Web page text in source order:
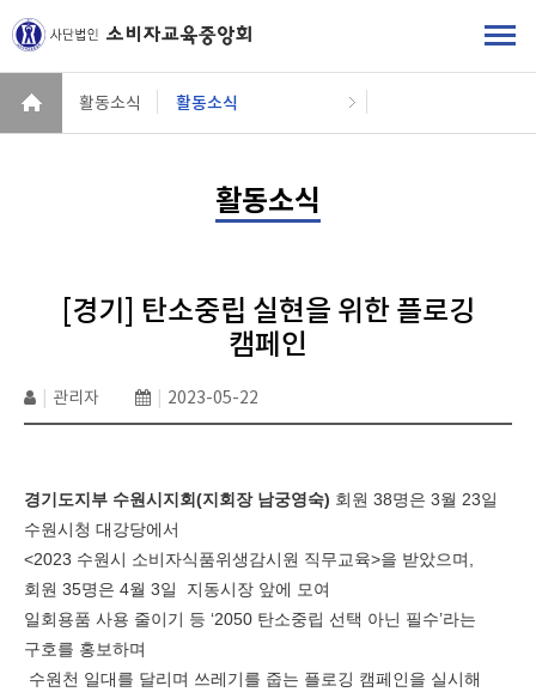
활동소식 활동소식
활동소식
[경기] 탄소중립 실현을 위한 플로깅
캠페인
관리자 2023-05-22
경기도지부 수원시지회(지회장 남궁영숙) 회원 38명은 3월 23일
수원시청 대강당에서
<2023 수원시 소비자식품위생감시원 직무교육>을 받았으며
회원 35명은 4월 3일 지동시장 앞에 모여
일회용품 사용 줄이기 등 ‘2050 탄소중립 선택 아닌 필수’라는
구호를 홍보하며
수원천 일대를 달리며 쓰레기를 줍는 플로깅 캠페인을 실시해